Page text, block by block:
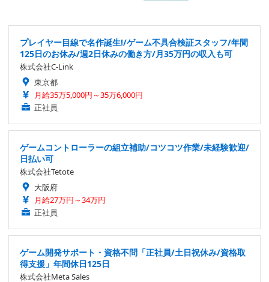
プレイヤー目線で名作誕生!/ゲーム不具合検証スタッフ/年間
125日のお休み/週2日休みの働き方/月35万円の収入も可
株式会社C-Link
東京都
月給35万5,000円～35万6,000円
正社員
ゲームコントローラーの組立補助/コツコツ作業/未経験歓迎/
日払い可
株式会社Tetote
大阪府
月給27万円～34万円
正社員
ゲーム開発サポート・資格不問「正社員/土日祝休み/資格取
得支援」年間休日125日
株式会社Meta Sales